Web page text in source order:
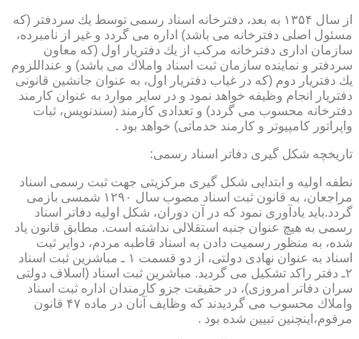
از سال ۱۳۵۴ به بعد، دفترخانه اسناد رسمی توسط یك سردفتر (كه
مسئول اصلی دفترخانه می باشد) اداره می گردد و غیر از نامبرده،
سازمان اداری دفترخانه مركب از یك دفتریار اول (كه معاون
سردفتر و نماینده سازمان ثبت اسناد واملاك می باشد) و عنداللزوم
یك دفتریار دوم (كه در غیاب دفتریار اول، به عنوان جانشین قانونی
دفتریار انجام وظیفه خواهد نمود و در سایر موارد به عنوان كارمند
دفترخانه محسوب می گردد) و تعدادی كارمند (سندنویس، ثبات
واپراتور كامپیوتر و كارمند خدماتی) خواهد بود .
تاریخچه شكل گیری دفاتر اسناد رسمی:
نطفه اولیه و ابتدایی شكل گیری مركزیتی جهت ثبت رسمی اسناد
مراجعان، به قانون ثبت اسناد مصوب سال ۱۲۹۰ شمسی بازمی
گردد.باید یادآوری نمود كه در آن دوران، شكل اولیه دفاتر اسناد
رسمی به هیچ عنوان جنبه استقلالی نداشته است. مطابق قانون یاد
شده، به منظور رسمیت دادن به اسناد قاطبه مردم، دوایر ثبت
اسناد به عنوان نهادی دولتی، از دو قسمت ۱ ـ مباشرین ثبت اسناد
۲ـ دفتر راكد تشكیل می گردید. مباشرین ثبت اسناد (اسلاف دولتی
سران دفاتر امروزی)، در حقیقت جزو كارمندان اداره ثبت اسناد
واملاك محسوب می گردیدند كه وظایف آنان در ماده ۴۷ قانون
مرقوم،اینچنین تبیین شده بود .